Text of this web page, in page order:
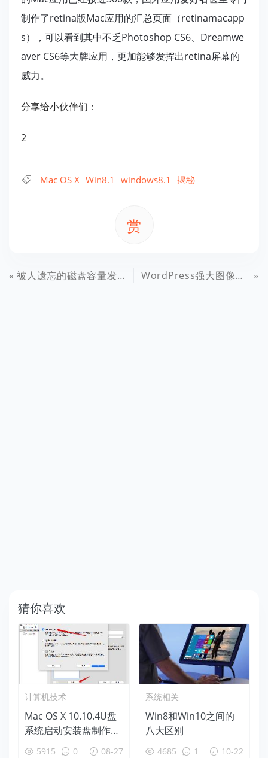
制作了retina版Mac应用的汇总页面（retinamacapp
s），可以看到其中不乏Photoshop CS6、Dreamwe
aver CS6等大牌应用，更加能够发挥出retina屏幕的
威力。
分享给小伙伴们：
2
Mac OS X Win8.1 windows8.1 揭秘
赏
被人遗忘的磁盘容量发展史：MicroSD容量改一个字母用了9年 WordPress强大图像水印插件image-watermark1.7逍遥乐汉化版
猜你喜欢
计算机技术
Mac OS X 10.10.4U盘
系统启动安装盘制作教
程 5915 0 08-27
系统相关
Win8和Win10之间的
八大区别
4685 1 10-22